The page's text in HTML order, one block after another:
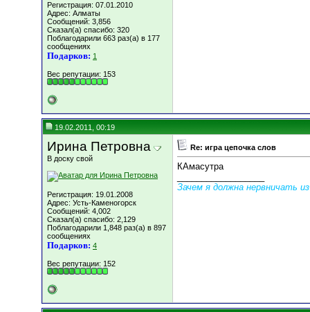
Регистрация: 07.01.2010
Адрес: Алматы
Сообщений: 3,856
Сказал(а) спасибо: 320
Поблагодарили 663 раз(а) в 177
сообщениях
Подарков: 1
Вес репутации: 153
19.02.2011, 00:19
Ирина Петровна
В доску свой
Регистрация: 19.01.2008
Адрес: Усть-Каменогорск
Сообщений: 4,002
Сказал(а) спасибо: 2,129
Поблагодарили 1,848 раз(а) в 897
сообщениях
Подарков: 4
Вес репутации: 152
Re: игра цепочка слов
КАмасутра
Зачем я должна нервничать